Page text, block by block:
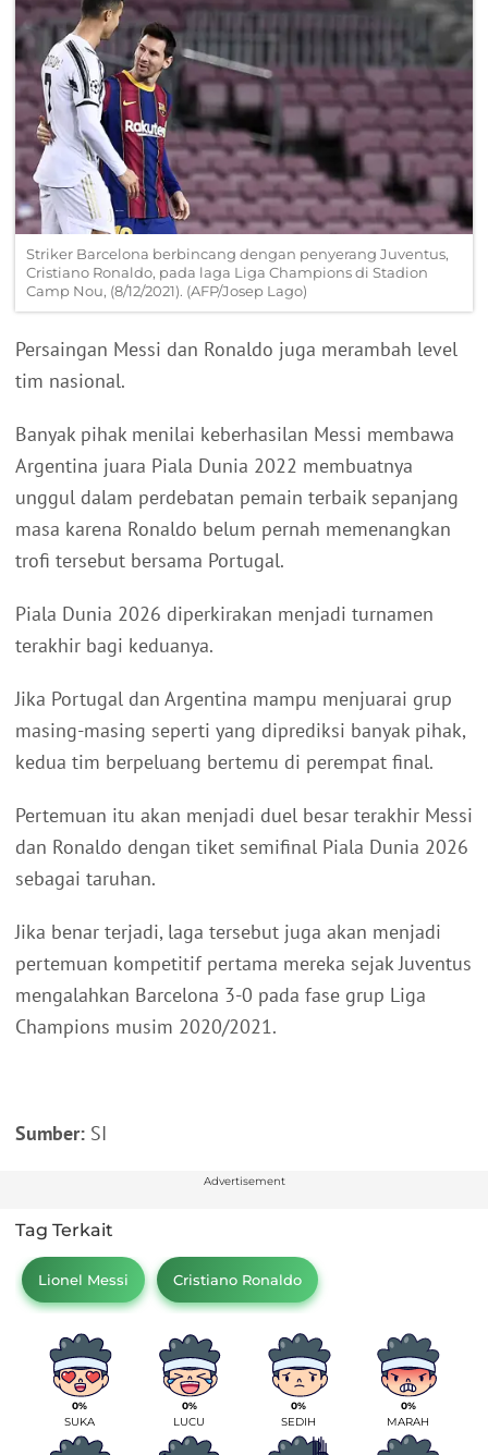
Striker Barcelona berbincang dengan penyerang Juventus,
Cristiano Ronaldo, pada laga Liga Champions di Stadion
Camp Nou, (8/12/2021). (AFP/Josep Lago)
Persaingan Messi dan Ronaldo juga merambah level
tim nasional.
Banyak pihak menilai keberhasilan Messi membawa
Argentina juara Piala Dunia 2022 membuatnya
unggul dalam perdebatan pemain terbaik sepanjang
masa karena Ronaldo belum pernah memenangkan
trofi tersebut bersama Portugal.
Piala Dunia 2026 diperkirakan menjadi turnamen
terakhir bagi keduanya.
Jika Portugal dan Argentina mampu menjuarai grup
masing-masing seperti yang diprediksi banyak pihak,
kedua tim berpeluang bertemu di perempat final.
Pertemuan itu akan menjadi duel besar terakhir Messi
dan Ronaldo dengan tiket semifinal Piala Dunia 2026
sebagai taruhan.
Jika benar terjadi, laga tersebut juga akan menjadi
pertemuan kompetitif pertama mereka sejak Juventus
mengalahkan Barcelona 3-0 pada fase grup Liga
Champions musim 2020/2021.
Sumber: SI
Advertisement
Tag Terkait
Lionel Messi Cristiano Ronaldo
0%
SUKA
0%
LUCU
0%
SEDIH
0%
MARAH